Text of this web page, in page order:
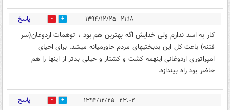
۲۱:۱۸ - ۱۳۹۴/۱۲/۲۵ 0 پاسخ
کار به اسد ندارم ولی خدایش اگه بهترین هم بود ، توهمات اردوغان(سر
فتنه) باعث کل این بدبختیهای مردم خاورمیانه میشد. برای احیای
امپراتوری اردوغانی اینهمه کشت و کشتار و خیلی بدتر از اینها را هم
حاضر بود راه بیندازه.
۲۳:۰۲ - ۱۳۹۴/۱۲/۲۵ 0 پاسخ